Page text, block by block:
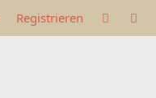
Registrieren